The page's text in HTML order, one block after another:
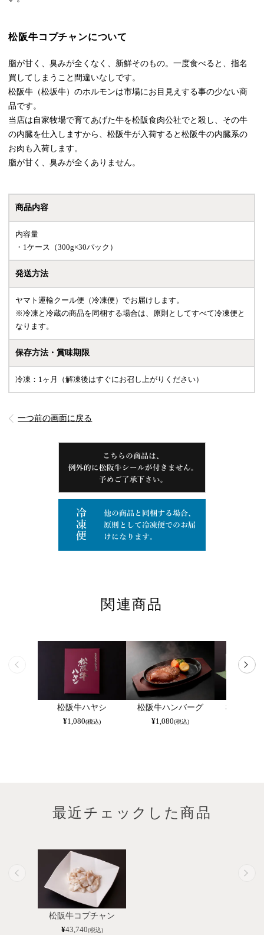
松阪牛コプチャンについて
脂が甘く、臭みが全くなく、新鮮そのもの。一度食べると、指名
買してしまうこと間違いなしです。
松阪牛（松坂牛）のホルモンは市場にお目見えする事の少ない商
品です。
当店は自家牧場で育てあげた牛を松阪食肉公社でと殺し、その牛
の内臓を仕入しますから、松阪牛が入荷すると松阪牛の内臓系の
お肉も入荷します。
脂が甘く、臭みが全くありません。
商品内容
内容量
・1ケース（300g×30パック）
発送方法
ヤマト運輸クール便（冷凍便）でお届けします。
※冷凍と冷蔵の商品を同梱する場合は、原則としてすべて冷凍便と
なります。
保存方法・賞味期限
冷凍：1ヶ月（解凍後はすぐにお召し上がりください）
一つ前の画面に戻る
関連商品
松阪牛ハヤシ
¥1,080(税込)
松阪牛ハンバーグ
¥1,080(税込)
松阪牛カ
最近チェックした商品
松阪牛コプチャン
¥43,740(税込)